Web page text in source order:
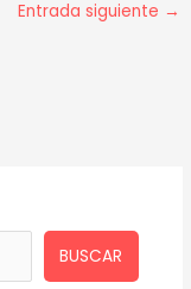
Entrada siguiente →
BUSCAR